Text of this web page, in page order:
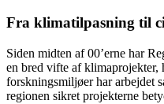
Fra klimatilpasning til
Siden midten af 00’erne har
en bred vifte af klimaprojekter,
forskningsmiljøer har arbejdet
regionen sikret projekterne